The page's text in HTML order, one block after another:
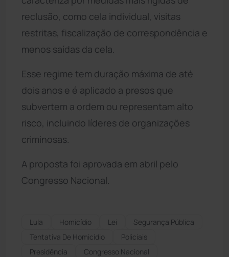
reclusão, como cela individual, visitas
restritas, fiscalização de correspondência e
menos saídas da cela.
Esse regime tem duração máxima de até
dois anos e é aplicado a presos que
subvertem a ordem ou representam alto
risco, incluindo líderes de organizações
criminosas.
A proposta foi aprovada em abril pelo
Congresso Nacional.
Lula Homicídio Lei
Segurança Pública
Tentativa De Homicídio
Policiais
Presidência
Congresso Nacional